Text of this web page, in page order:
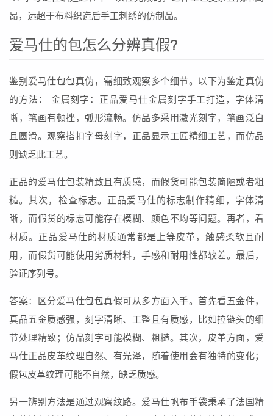
昂，远超于布料织造后手工刺绣的仿制品。
爱马仕的包怎么分辨真假?
鉴别爱马仕包包真伪，需细致观察多个细节。以下为鉴定真伪
的方法： 金属刻字：正品爱马仕金属刻字手工打造，字体清
晰，笔画有顿挫，弧形流畅。仿品多采用激光刻字，笔画泛白
且圆滑。观察搭扣字母刻字，正品显示工匠精细工艺，而仿品
则缺乏此工艺。
正品的爱马仕包装精致且有质感，而假货可能包装简陋或者粗
糙。其次，检查标志。正品爱马仕的标志制作精细，字体清
晰，而假货的标志可能存在模糊、颜色不均等问题。再者，看
材质。正品爱马仕的材质通常都是上等皮革，触感柔软且耐
用，而假货可能使用劣质材料，手感和耐用性都较差。最后，
验证序列号。
答案：区分爱马仕包包真假可从多方面入手。首先看五金件，
真品五金质感强，刻字清晰、工整且有质感，比如拉链头的细
节处理精致；仿品刻字可能模糊、粗糙。其次，皮革方面，爱
马仕正品皮革纹理自然、有光泽，随着使用会有独特的变化；
假包皮革纹理可能不自然，缺乏质感。
另一辨别方法是通过观察纹路。爱马仕帆布手袋秉承了法国精